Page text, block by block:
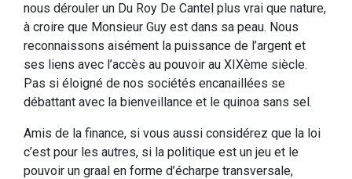
nous dérouler un Du Roy De Cantel plus vrai que nature,
à croire que Monsieur Guy est dans sa peau. Nous
reconnaissons aisément la puissance de l’argent et
ses liens avec l’accès au pouvoir au XIXème siècle.
Pas si éloigné de nos sociétés encanaillées se
débattant avec la bienveillance et le quinoa sans sel.
Amis de la finance, si vous aussi considérez que la loi
c’est pour les autres, si la politique est un jeu et le
pouvoir un graal en forme d’écharpe transversale,